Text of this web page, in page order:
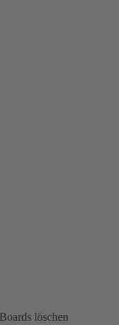
löschen